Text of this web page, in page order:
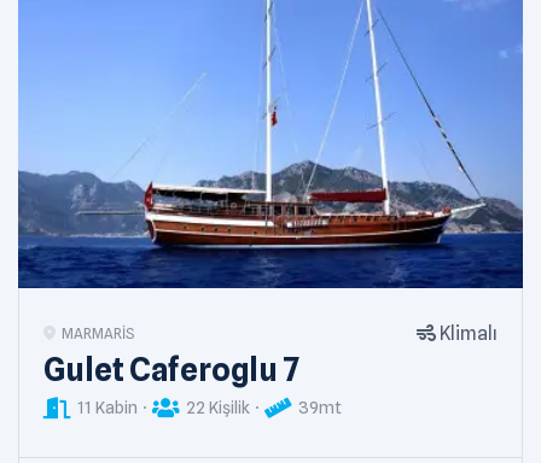
MARMARIS Klimalı
Gulet Caferoglu 7
11 Kabin 22 Kişilik 39mt